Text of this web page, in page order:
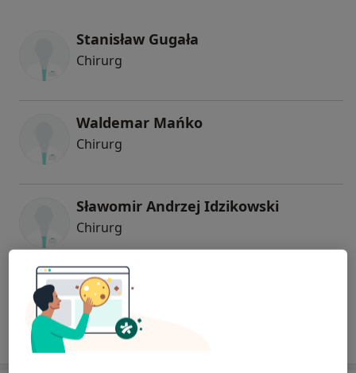
Stanisław Gugała
Chirurg
Waldemar Mańko
Chirurg
Sławomir Andrzej Idzikowski
Chirurg
lek. Jacek Tadeusz Oszucinski
Urolog, Chirurg